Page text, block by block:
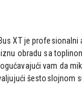
XT je profesionalni
obradu sa
vam da
šestoslojnom